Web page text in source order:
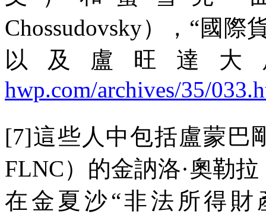
Chossudovsky）， “國際
以及盧旺達
hwp.com/archives/35/
[7]這些人中包括盧蒙巴
FLNC）的金訥洛·奧勒拉
在金夏沙“非法所得財